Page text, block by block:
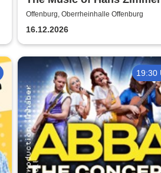
Others - A Celebration of
Music
Offenburg, Oberrheinhalle Offenburg
16.12.2026
19:30